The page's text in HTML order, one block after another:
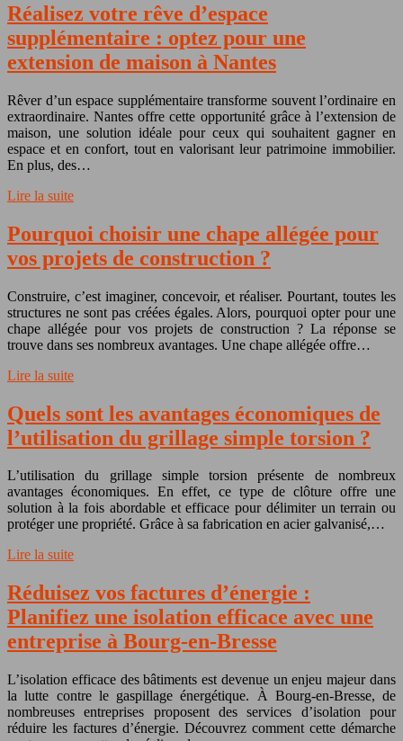
Réalisez votre rêve d’espace
supplémentaire : optez pour une
extension de maison à Nantes
Rêver d’un espace supplémentaire transforme souvent l’ordinaire en
extraordinaire. Nantes offre cette opportunité grâce à l’extension de
maison, une solution idéale pour ceux qui souhaitent gagner en
espace et en confort, tout en valorisant leur patrimoine immobilier.
En plus, des…
Lire la suite
Pourquoi choisir une chape allégée pour
vos projets de construction ?
Construire, c’est imaginer, concevoir, et réaliser. Pourtant, toutes les
structures ne sont pas créées égales. Alors, pourquoi opter pour une
chape allégée pour vos projets de construction ? La réponse se
trouve dans ses nombreux avantages. Une chape allégée offre…
Lire la suite
Quels sont les avantages économiques de
l’utilisation du grillage simple torsion ?
L’utilisation du grillage simple torsion présente de nombreux
avantages économiques. En effet, ce type de clôture offre une
solution à la fois abordable et efficace pour délimiter un terrain ou
protéger une propriété. Grâce à sa fabrication en acier galvanisé,…
Lire la suite
Réduisez vos factures d’énergie :
Planifiez une isolation efficace avec une
entreprise à Bourg-en-Bresse
L’isolation efficace des bâtiments est devenue un enjeu majeur dans
la lutte contre le gaspillage énergétique. À Bourg-en-Bresse, de
nombreuses entreprises proposent des services d’isolation pour
réduire les factures d’énergie. Découvrez comment cette démarche